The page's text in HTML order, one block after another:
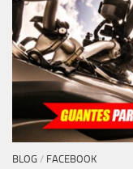
BLOG / FACEBOOK